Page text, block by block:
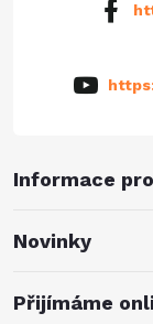
Informace
Novinky
Přijímáme